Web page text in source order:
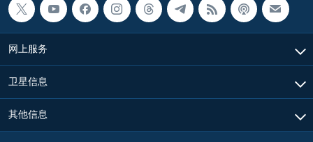
网上服务
卫星信息
其他信息